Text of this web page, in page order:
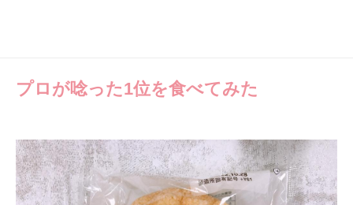
プロが唸った1位を食べてみた